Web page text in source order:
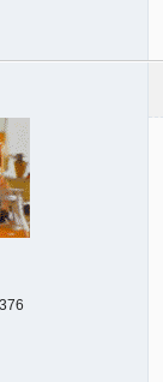
376